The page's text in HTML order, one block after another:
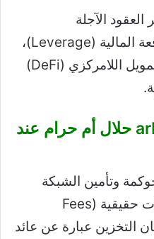
الآجلة
(Futures)، أو استخدام الرافعة المالية (Leverage)،
أو إيداعها في بروتوكولات التمويل اللامركزي (DeFi)
س3: هل عملة arbitrum حلال أم حرام عند
وتأمين الشبكة
والحصول على رسوم معاملات حقيقية (Fees
التخزين عبارة عن عائد